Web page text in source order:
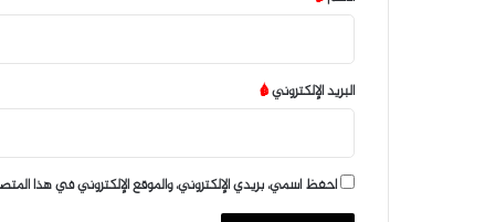
البريد الإلكتروني*
احفظ اسمي، بريدي الإلكتروني، والموقع الإلكتروني في هذا